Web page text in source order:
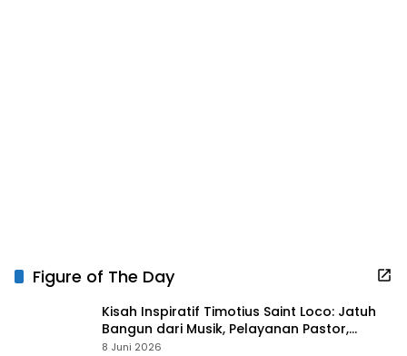
Figure of The Day
Kisah Inspiratif Timotius Saint Loco: Jatuh
Bangun dari Musik, Pelayanan Pastor,
hingga Gurita Bisnis Sambal Babon
8 Juni 2026